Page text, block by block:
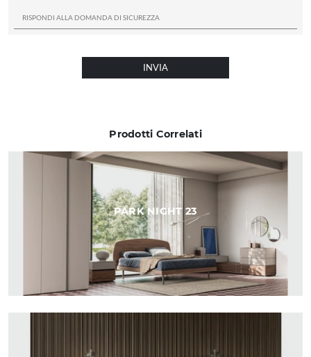
Prodotti Correlati
PARK NIGHT 23
INVIA